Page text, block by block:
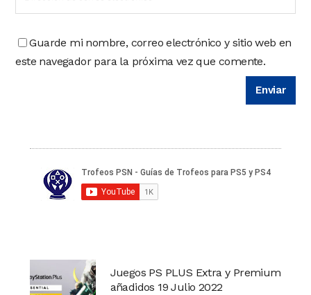
Guarde mi nombre, correo electrónico y sitio web en
este navegador para la próxima vez que comente.
Juegos PS PLUS Extra y Premium
añadidos 19 Julio 2022